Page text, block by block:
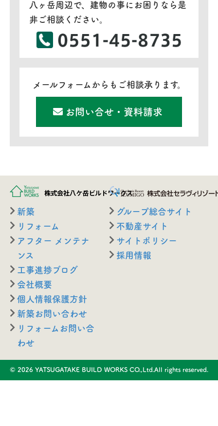
八ヶ岳周辺で、建物の事にお困りなら是
非ご相談ください。
メールフォームからもご相談承ります。
お問い合せ・資料請求
新築
リフォーム
アフター メンテナ
ンス
工事進捗ブログ
会社概要
個人情報保護方針
新築お問い合わせ
リフォームお問い合
わせ
グループ総合サイト
不動産サイト
サイトポリシー
採用情報
© 2026 YATSUGATAKE BUILD WORKS CO.,Ltd.All rights reserved.